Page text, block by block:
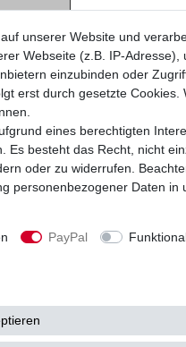
unserer Website und
Webseite (z.B. IP-Adresse),
einzubinden oder
erst durch gesetzte Cookies.
eines berechtigten
Es besteht das Recht, nicht
oder zu widerrufen.
personenbezogener Daten in
PayPal